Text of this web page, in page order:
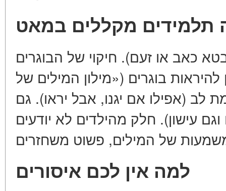
תלמידים מקללים במאט
כאב או זעם). חיקוי של הבוגרים
להיראות בוגרים («מילון המילים של
לב (אפילו אם יגנו, אבל יראו). גם
עישון). חלק מהילדים לא יודעים
למה אין לכם איסורים